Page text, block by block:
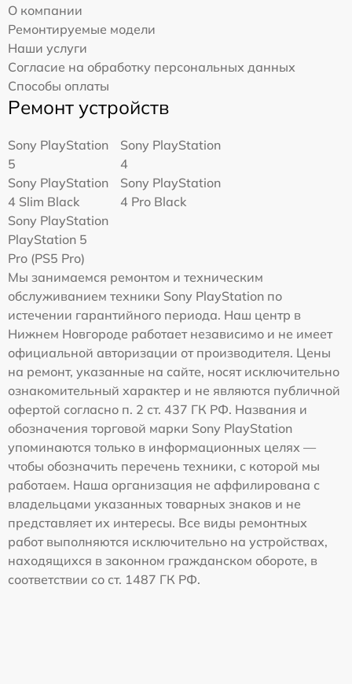
О компании
Ремонтируемые модели
Наши услуги
Согласие на обработку персональных данных
Способы оплаты
Ремонт устройств
Sony PlayStation
5
Sony PlayStation
4
Sony PlayStation
4 Slim Black
Sony PlayStation
4 Pro Black
Sony PlayStation
PlayStation 5
Pro (PS5 Pro)
Мы занимаемся ремонтом и техническим
обслуживанием техники Sony PlayStation по
истечении гарантийного периода. Наш центр в
Нижнем Новгороде работает независимо и не имеет
официальной авторизации от производителя. Цены
на ремонт, указанные на сайте, носят исключительно
ознакомительный характер и не являются публичной
офертой согласно п. 2 ст. 437 ГК РФ. Названия и
обозначения торговой марки Sony PlayStation
упоминаются только в информационных целях —
чтобы обозначить перечень техники, с которой мы
работаем. Наша организация не аффилирована с
владельцами указанных товарных знаков и не
представляет их интересы. Все виды ремонтных
работ выполняются исключительно на устройствах,
находящихся в законном гражданском обороте, в
соответствии со ст. 1487 ГК РФ.